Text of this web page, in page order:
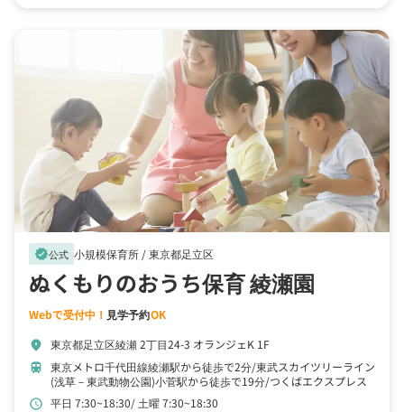
verified公式 小規模保育所 /東京都足立区
ぬくもりのおうち保育 綾瀬園
Webで受付中！ 見学予約OK
location_on 東京都足立区綾瀬 2丁目24-3 オランジェK 1F
train 東京メトロ千代田線綾瀬駅から徒歩で2分 東武スカイツリーライン
(浅草－東武動物公園)小菅駅から徒歩で19分 つくばエクスプレス
青井駅から徒歩で23分
schedule 平日 7:30~18:30 土曜 7:30~18:30